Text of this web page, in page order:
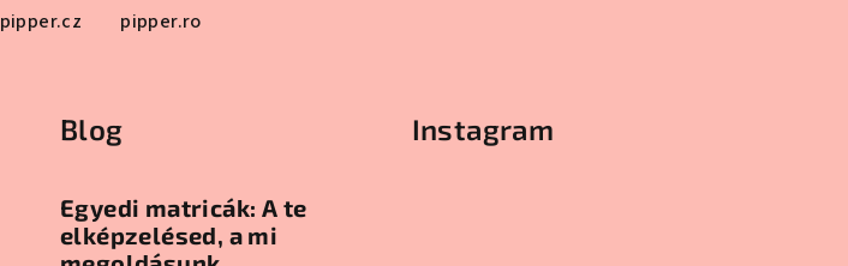
pipper.cz pipper.ro
Blog
Egyedi matricák: A te
elképzelésed, a mi
Instagram